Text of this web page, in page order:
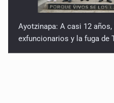
Ayotzinapa: A casi 12
exfuncionarios y la fuga de